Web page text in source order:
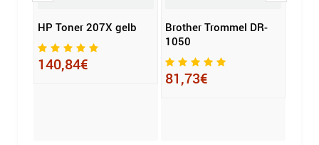
HP Toner 207X gelb
140,84€
Brother Trommel DR-
1050
81,73€